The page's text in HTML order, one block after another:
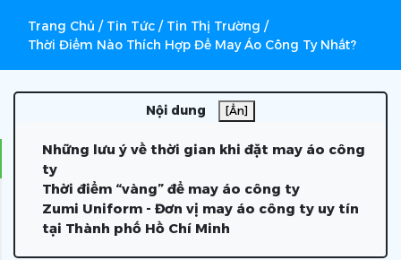
Trang Chủ / Tin Tức / Tin Thị Trường /
Thời Điểm Nào Thích Hợp Để May Áo Công Ty Nhất?
Nội dung [Ẩn]
Những lưu ý về thời gian khi đặt may áo công
ty
Thời điểm “vàng” để may áo công ty
Zumi Uniform - Đơn vị may áo công ty uy tín
tại Thành phố Hồ Chí Minh